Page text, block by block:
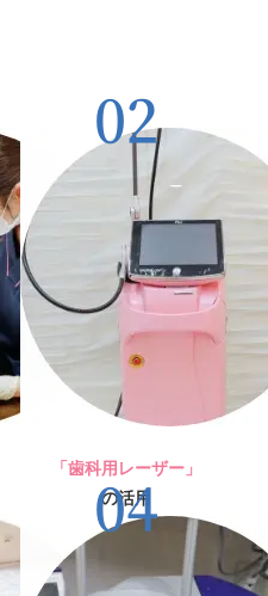
「歯科用レーザー」
の活⽤